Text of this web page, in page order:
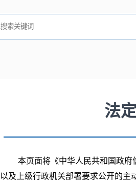
法
本页面将《中华人民共和国政府
以及上级行政机关部署要求公开的主